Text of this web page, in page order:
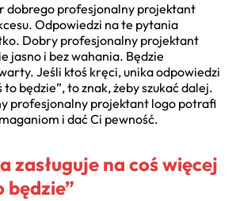
dobrego profesjonalny projektant
Odpowiedzi na te pytania
Dobry profesjonalny projektant
jasno i bez wahania. Będzie
Jeśli ktoś kręci, unika odpowiedzi
to będzie”, to znak, żeby szukać dalej.
profesjonalny projektant logo potrafi
i dać Ci pewność.
zasługuje na coś więcej
będzie”